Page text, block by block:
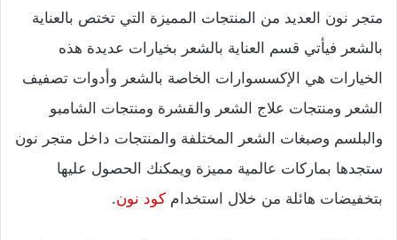
متجر نون العديد من المنتجات المميزة التي تختص بالعناية
بالشعر فيأتي قسم العناية بالشعر بخيارات عديدة هذه
الخيارات هي الإكسسوارات الخاصة بالشعر وأدوات تصفيف
الشعر ومنتجات علاج الشعر والقشرة ومنتجات الشامبو
والبلسم وصبغات الشعر المختلفة والمنتجات داخل متجر نون
ستجدها بماركات عالمية مميزة ويمكنك الحصول عليها
بتخفيضات هائلة من خلال استخدام كود نون.